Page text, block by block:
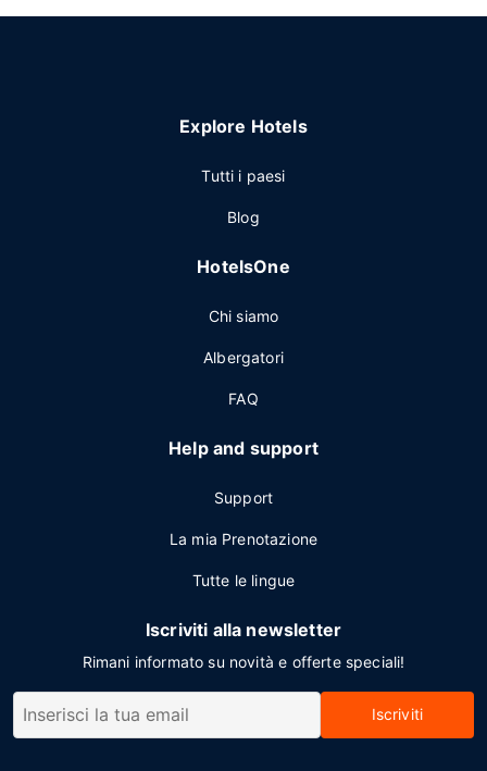
Explore Hotels
Tutti i paesi
Blog
HotelsOne
Chi siamo
Albergatori
FAQ
Help and support
Support
La mia Prenotazione
Tutte le lingue
Iscriviti alla newsletter
Rimani informato su novità e offerte speciali!
Iscriviti